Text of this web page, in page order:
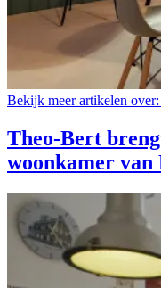
Bekijk meer artikelen over:
Theo-Bert
woonkamer